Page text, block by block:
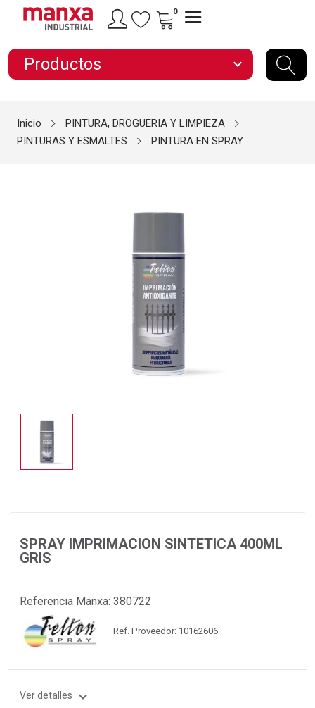
0
Productos expand_more
Inicio
PINTURA, DROGUERIA Y LIMPIEZA
PINTURAS Y ESMALTES
PINTURA EN SPRAY
SPRAY IMPRIMACION SINTETICA 400ML
GRIS
Referencia Manxa: 380722
Ref. Proveedor: 10162606
Ver detalles expand_more